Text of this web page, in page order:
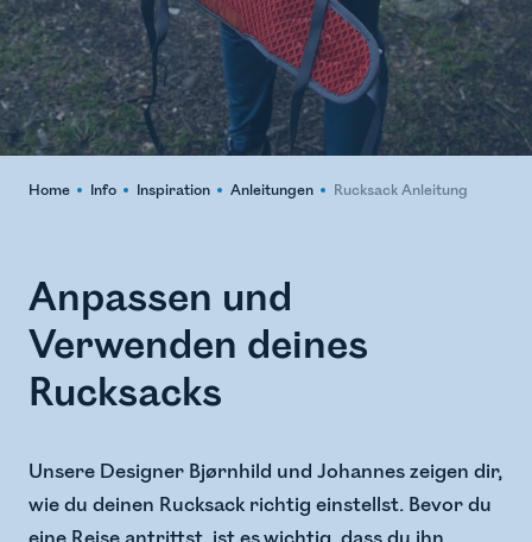
Home Info Inspiration Anleitungen Rucksack Anleitung
Anpassen und
Verwenden deines
Rucksacks
Unsere Designer Bjørnhild und Johannes zeigen dir,
wie du deinen Rucksack richtig einstellst. Bevor du